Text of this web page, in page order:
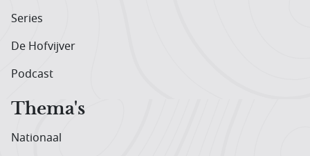
Series
De Hofvijver
Podcast
Thema's
Nationaal